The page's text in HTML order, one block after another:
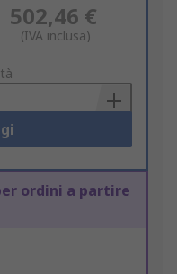
502,46 €
(IVA inclusa)
ordini a partire